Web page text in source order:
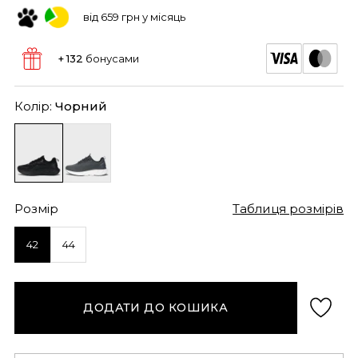
від 659 грн у місяць
+ 132 бонусами
Колір: Чорний
Розмір Таблиця розмірів
42 44
ДОДАТИ ДО КОШИКА